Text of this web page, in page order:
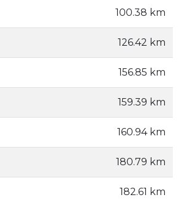
100.38 km
126.42 km
156.85 km
159.39 km
160.94 km
180.79 km
182.61 km